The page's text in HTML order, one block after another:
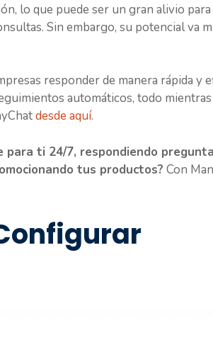
lo que puede ser un gran alivio para
Sin embargo, su potencial va
responder de manera rápida y
automáticos, todo
desde aquí.
para ti 24/7, respondiendo
tus productos? Con